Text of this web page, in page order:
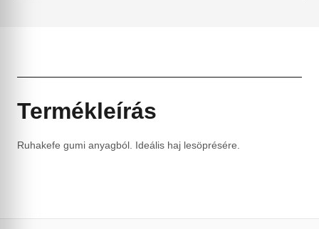
Termékleírás
Ruhakefe gumi anyagból. Ideális haj lesöprésére.